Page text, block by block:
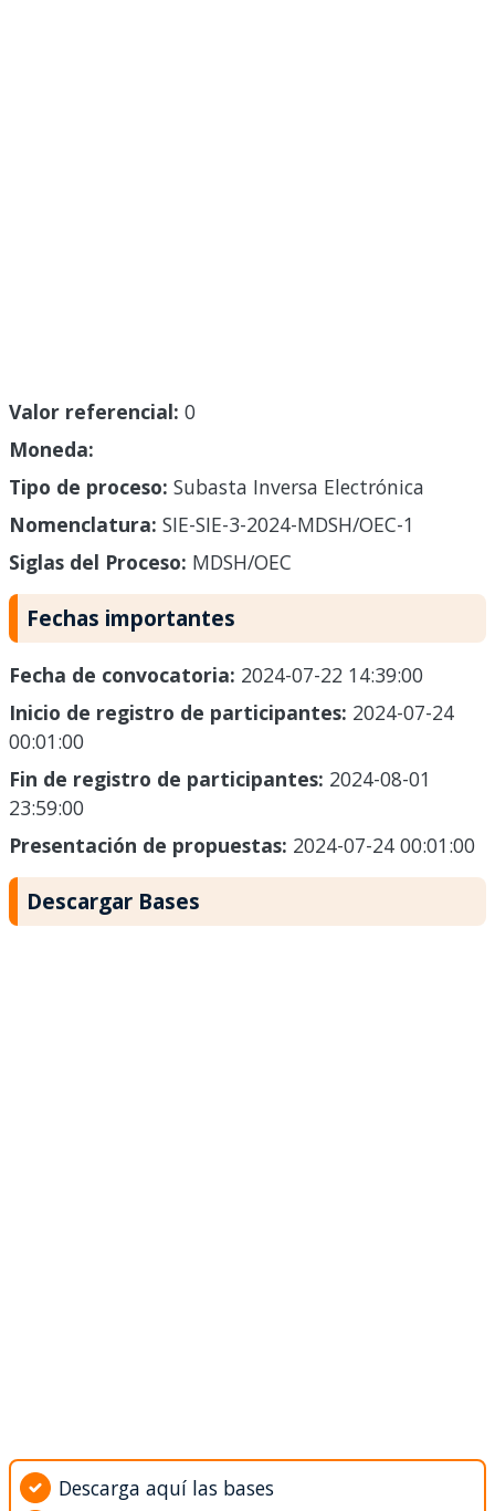
Valor referencial: 0
Moneda:
Tipo de proceso: Subasta Inversa Electrónica
Nomenclatura: SIE-SIE-3-2024-MDSH/OEC-1
Siglas del Proceso: MDSH/OEC
Fechas importantes
Fecha de convocatoria: 2024-07-22 14:39:00
Inicio de registro de participantes: 2024-07-24
00:01:00
Fin de registro de participantes: 2024-08-01
23:59:00
Presentación de propuestas: 2024-07-24 00:01:00
Descargar Bases
Descarga aquí las bases